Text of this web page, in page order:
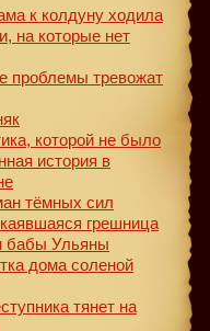
к колдуну ходила
на которые нет
проблемы тревожат
которой не было
история в
тёмных сил
грешница
бабы Ульяны
дома соленой
тянет на